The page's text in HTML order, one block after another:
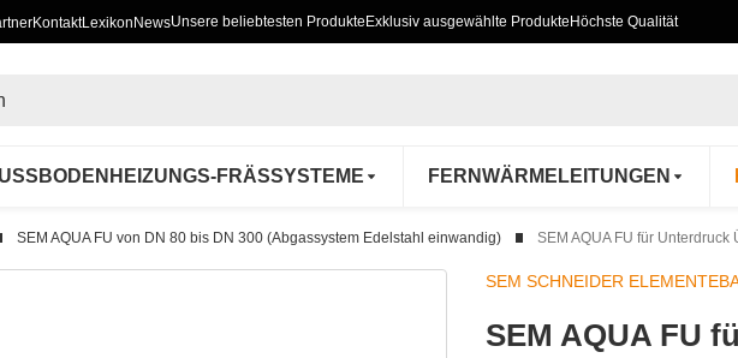
KontaktLexikonNewsUnsere beliebtesten Produkte Exklusiv ausgewählte Produkte Höchste Qualität
FRÄSSYSTEME FERNWÄRMELEITUNGEN
SEM AQUA FU von DN 80 bis DN 300 (Abgassystem Edelstahl einwandig) SEM AQUA FU für
SEM SCHNEIDER
SEM AQUA FU